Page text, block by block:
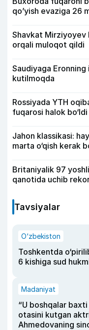
qo’yish evaziga 26
Shavkat Mirziyoyev
orqali muloqot qildi
Saudiyaga
kutilmoqda
Rossiyada YTH
fuqarosi halok bo‘ldi
Jahon klassikasi:
marta o‘qish kerak
Britaniyalik 97
qanotida uchib
Tavsiyalar
O‘zbekiston
Toshkentda
6 kishiga sud
Madaniyat
“U boshqalar
otasini kutgan
Ahmedovaning